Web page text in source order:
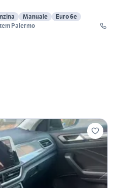
Manuale
Euro 6e
Palermo